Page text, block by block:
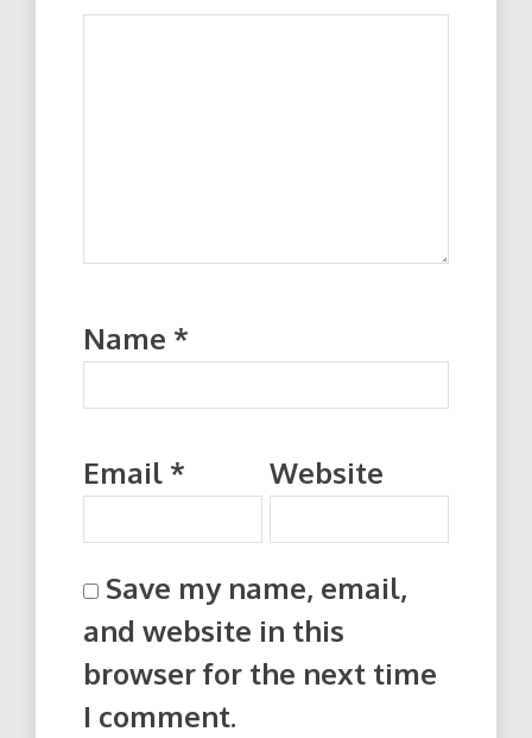
Name *
Email * Website
Save my name, email,
and website in this
browser for the next time
I comment.